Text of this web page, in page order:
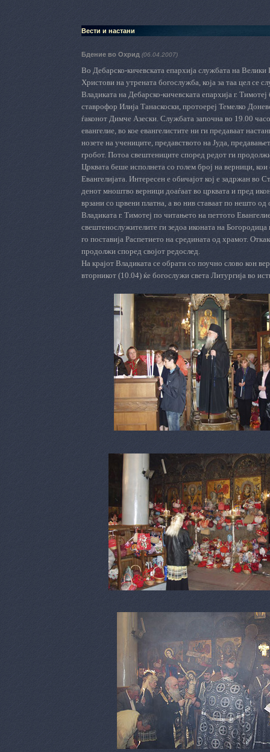
Вести и настани
Бдение во Охрид (06.04.2007)
Во Дебарско-кичевската епархија службата на
Христови на утрената богослужба, која за таа цел се
Владиката на Дебарско-кичевската епархија г.
ставрофор Илија Танаскоски, протоереј Темелко
ѓаконот Димче Азески. Службата започна во 19.00
евангелие, во кое евангелистите ни ги предаваат
нозете на учениците, предавството на Јуда,
гробот. Потоа свештениците според редот ги
Црквата беше исполнета со голем број на верници,
Евангелијата. Интересен е обичајот кој е задржан во
денот мноштво верници доаѓаат во црквата и пред
врзани со црвени платна, а во нив ставаат по нешто од
Владиката г. Тимотеј по читањето на петтото
свештенослужителите ги зедоа иконата на
го поставија Распетието на средината од храмот.
продолжи според својот редослед.
На крајот Владиката се обрати со поучно слово кон
вторникот (10.04) ќе богослужи света Литургија во